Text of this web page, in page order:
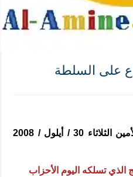
على السلطة
حوار مع العلامة السيد علي الأمين الثلاثاء 30 / أيلول / 2008
تسلكه اليوم الأحزاب